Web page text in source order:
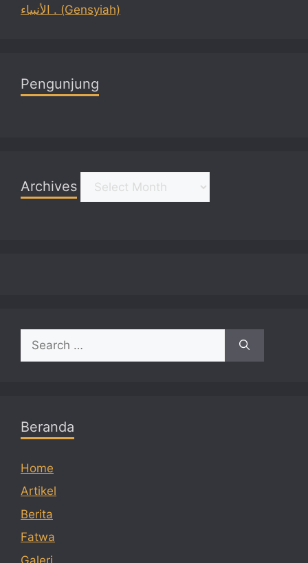
الأنبياء . (Gensyiah)
Pengunjung
Archives
for:
Beranda
Home
Artikel
Berita
Fatwa
Galeri